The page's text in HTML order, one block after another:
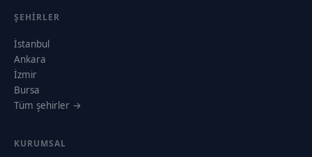
ŞEHIRLER
İstanbul
Ankara
İzmir
Bursa
Tüm şehirler →
KURUMSAL